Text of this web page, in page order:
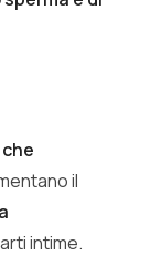
il
intime.